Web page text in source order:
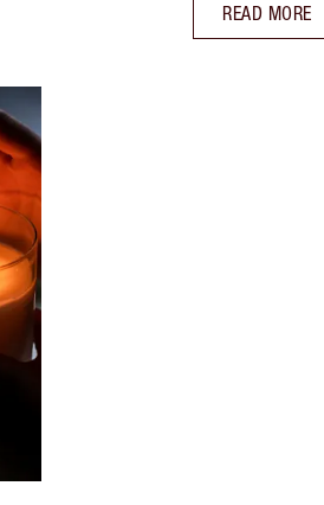
READ MORE